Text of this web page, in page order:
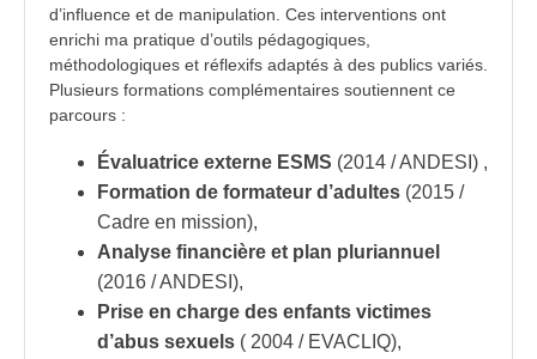
d’influence et de manipulation. Ces interventions ont
enrichi ma pratique d’outils pédagogiques,
méthodologiques et réflexifs adaptés à des publics variés.
Plusieurs formations complémentaires soutiennent ce
parcours :
Évaluatrice externe ESMS (2014 / ANDESI) ,
Formation de formateur d’adultes (2015 /
Cadre en mission),
Analyse financière et plan pluriannuel
(2016 / ANDESI),
Prise en charge des enfants victimes
d’abus sexuels ( 2004 / EVACLIQ),